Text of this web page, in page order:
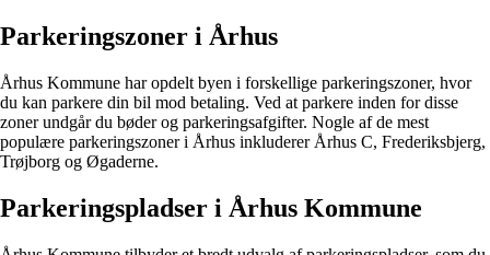
Parkeringszoner i Århus
Århus Kommune har opdelt byen i forskellige parkeringszoner, hvor
du kan parkere din bil mod betaling. Ved at parkere inden for disse
zoner undgår du bøder og parkeringsafgifter. Nogle af de mest
populære parkeringszoner i Århus inkluderer Århus C, Frederiksbjerg,
Trøjborg og Øgaderne.
Parkeringspladser i Århus Kommune